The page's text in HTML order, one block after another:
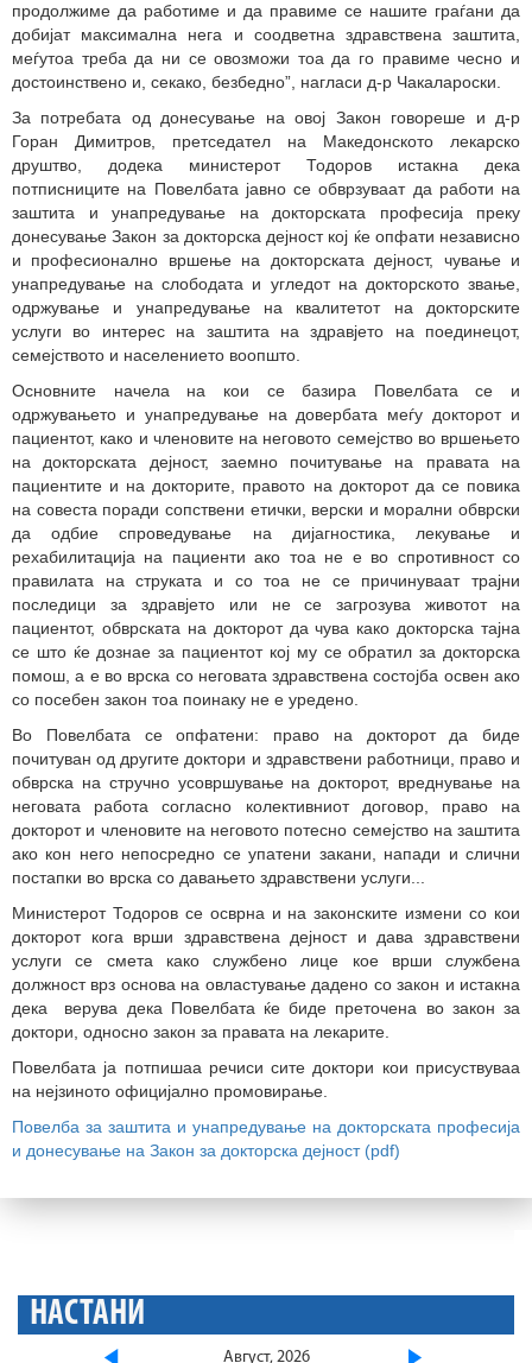
продолжиме да работиме и да правиме се нашите граѓани да
добијат максимална нега и соодветна здравствена заштита,
меѓутоа треба да ни се овозможи тоа да го правиме чесно и
достоинствено и, секако, безбедно”, нагласи д-р Чакалароски.
За потребата од донесување на овој Закон говореше и д-р
Горан Димитров, претседател на Македонското лекарско
друштво, додека министерот Тодоров истакна дека
потписниците на Повелбата јавно се обврзуваат да работи на
заштита и унапредување на докторската професија преку
донесување Закон за докторска дејност кој ќе опфати независно
и професионално вршење на докторската дејност, чување и
унапредување на слободата и угледот на докторското звање,
одржување и унапредување на квалитетот на докторските
услуги во интерес на заштита на здравјето на поединецот,
семејството и населението воопшто.
Основните начела на кои се базира Повелбата се и
одржувањето и унапредување на довербата меѓу докторот и
пациентот, како и членовите на неговото семејство во вршењето
на докторската дејност, заемно почитување на правата на
пациентите и на докторите, правото на докторот да се повика
на совеста поради сопствени етички, верски и морални обврски
да одбие спроведување на дијагностика, лекување и
рехабилитација на пациенти ако тоа не е во спротивност со
правилата на струката и со тоа не се причинуваат трајни
последици за здравјето или не се загрозува животот на
пациентот, обврската на докторот да чува како докторска тајна
се што ќе дознае за пациентот кој му се обратил за докторска
помош, а е во врска со неговата здравствена состојба освен ако
со посебен закон тоа поинаку не е уредено.
Во Повелбата се опфатени: право на докторот да биде
почитуван од другите доктори и здравствени работници, право и
обврска на стручно усовршување на докторот, вреднување на
неговата работа согласно колективниот договор, право на
докторот и членовите на неговото потесно семејство на заштита
ако кон него непосредно се упатени закани, напади и слични
постапки во врска со давањето здравствени услуги...
Министерот Тодоров се осврна и на законските измени со кои
докторот кога врши здравствена дејност и дава здравствени
услуги се смета како службено лице кое врши службена
должност врз основа на овластување дадено со закон и истакна
дека верува дека Повелбата ќе биде преточена во закон за
доктори, односно закон за правата на лекарите.
Повелбата ја потпишаа речиси сите доктори кои присуствуваа
на нејзиното официјално промовирање.
Повелба за заштита и унапредување на докторската професија
и донесување на Закон за докторска дејност (pdf)
НАСТАНИ
Август, 2026